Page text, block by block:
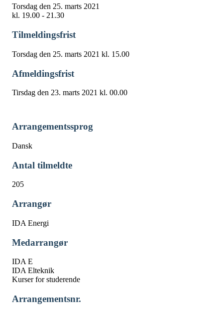
Torsdag den 25. marts 2021
kl. 19.00 - 21.30
Tilmeldingsfrist
Torsdag den 25. marts 2021 kl. 15.00
Afmeldingsfrist
Tirsdag den 23. marts 2021 kl. 00.00
Arrangementssprog
Dansk
Antal tilmeldte
205
Arrangør
IDA Energi
Medarrangør
IDA E
IDA Elteknik
Kurser for studerende
Arrangementsnr.